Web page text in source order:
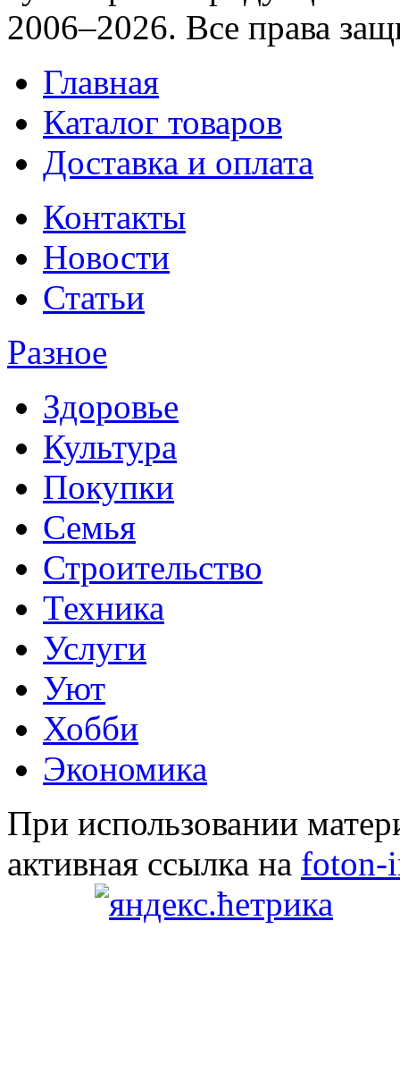
2006–2026. Все права
Главная
Каталог товаров
Доставка и оплата
Контакты
Новости
Статьи
Разное
Здоровье
Культура
Покупки
Семья
Строительство
Техника
Услуги
Уют
Хобби
Экономика
При использовании
активная ссылка на foton-